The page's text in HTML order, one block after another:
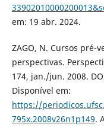
em: 19 abr. 2024.
ZAGO, N. Cursos pré-
perspectivas.
174, jan./jun. 2008.
Disponível em:
https://
795x.2008v26n1p149.